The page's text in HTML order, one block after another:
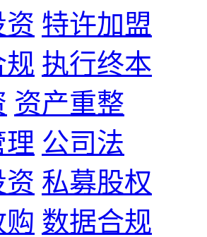
资 特许加盟
规 执行终本
资产重整
理 公司法
资 私募股权
购 数据合规